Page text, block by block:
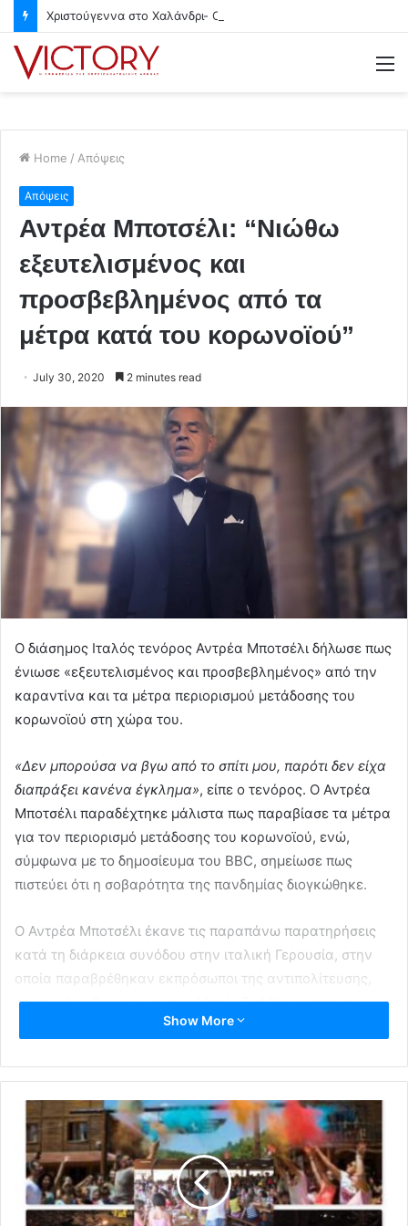
Home / Απόψεις
Απόψεις
Αντρέα Μποτσέλι: “Νιώθω
εξευτελισμένος και
προσβεβλημένος από τα
μέτρα κατά του κορωνοϊού”
July 30, 2020 2 minutes read
Ο διάσημος Ιταλός τενόρος Αντρέα Μποτσέλι δήλωσε πως
ένιωσε «εξευτελισμένος και προσβεβλημένος» από την
καραντίνα και τα μέτρα περιορισμού μετάδοσης του
κορωνοϊού στη χώρα του.
«Δεν μπορούσα να βγω από το σπίτι μου, παρότι δεν είχα
διαπράξει κανένα έγκλημα», είπε ο τενόρος. Ο Αντρέα
Μποτσέλι παραδέχτηκε μάλιστα πως παραβίασε τα μέτρα
για τον περιορισμό μετάδοσης του κορωνοϊού, ενώ,
σύμφωνα με το δημοσίευμα του BBC, σημείωσε πως
πιστεύει ότι η σοβαρότητα της πανδημίας διογκώθηκε.
Ο Αντρέα Μποτσέλι έκανε τις παραπάνω παρατηρήσεις
κατά τη διάρκεια συνόδου στην ιταλική Γερουσία, στην
οποία παραβρέθηκαν εκπρόσωποι της αντιπολίτευσης,
συμπεριλαμβανομένου του Ματέο Σαλβίνι, ηγέτη της
υπακούουν στα μέτρα
Ο 61 ετών Αντρέα Μποτσέλι τόνισε στην ομιλία του πως
παράκουσε τα μέτρα για τον περιορισμό μετάδοσης του
κορωνοϊού, «γιατί δεν νομίζω ότι ήταν σωστό ή υγιεινό να
μένω σπίτι στην ηλικία μου. Είμαι μιας κάποιας ηλικίας
και χρειάζομαι τον ήλιο και τη βιταμίνη D».
Show More